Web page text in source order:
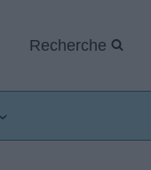
Recherche